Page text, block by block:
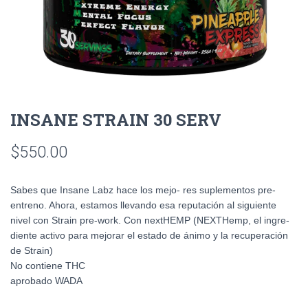
INSANE STRAIN 30 SERV
$550.00
Sabes que Insane Labz hace los mejo- res suplementos pre-
entreno. Ahora, estamos llevando esa reputación al siguiente
nivel con Strain pre-work. Con nextHEMP (NEXTHemp, el ingre-
diente activo para mejorar el estado de ánimo y la recuperación
de Strain)
No contiene THC
aprobado WADA